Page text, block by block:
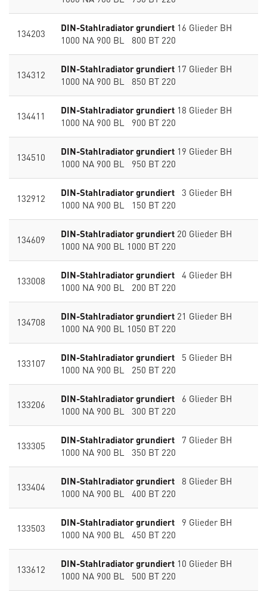
134203 DIN-Stahlradiator grundiert 16 Glieder BH
1000 NA 900 BL 800 BT 220
134312 DIN-Stahlradiator grundiert 17 Glieder BH
1000 NA 900 BL 850 BT 220
134411 DIN-Stahlradiator grundiert 18 Glieder BH
1000 NA 900 BL 900 BT 220
134510 DIN-Stahlradiator grundiert 19 Glieder BH
1000 NA 900 BL 950 BT 220
132912 DIN-Stahlradiator grundiert 3 Glieder BH
1000 NA 900 BL 150 BT 220
134609 DIN-Stahlradiator grundiert 20 Glieder BH
1000 NA 900 BL 1000 BT 220
133008 DIN-Stahlradiator grundiert 4 Glieder BH
1000 NA 900 BL 200 BT 220
134708 DIN-Stahlradiator grundiert 21 Glieder BH
1000 NA 900 BL 1050 BT 220
133107 DIN-Stahlradiator grundiert 5 Glieder BH
1000 NA 900 BL 250 BT 220
133206 DIN-Stahlradiator grundiert 6 Glieder BH
1000 NA 900 BL 300 BT 220
133305 DIN-Stahlradiator grundiert 7 Glieder BH
1000 NA 900 BL 350 BT 220
133404 DIN-Stahlradiator grundiert 8 Glieder BH
1000 NA 900 BL 400 BT 220
133503 DIN-Stahlradiator grundiert 9 Glieder BH
1000 NA 900 BL 450 BT 220
133612 DIN-Stahlradiator grundiert 10 Glieder BH
1000 NA 900 BL 500 BT 220